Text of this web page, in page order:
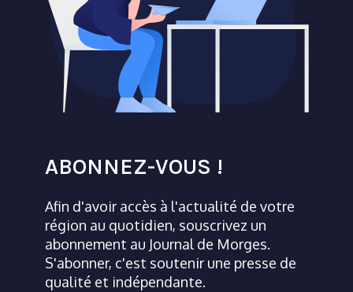
ABONNEZ-VOUS !
Afin d'avoir accès à l'actualité de votre
région au quotidien, souscrivez un
abonnement au Journal de Morges.
S'abonner, c'est soutenir une presse de
qualité et indépendante.